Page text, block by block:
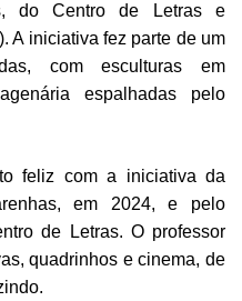
do Centro de Letras e
A iniciativa fez parte de um
com esculturas em
espalhadas pelo
feliz com a iniciativa da
em 2024, e pelo
de Letras. O professor
quadrinhos e cinema, de